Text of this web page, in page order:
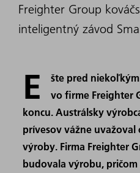
Freighter Group
inteligentný závod
E
šte pred
vo firme Freighter
koncu. Austrálsky
prívesov vážne
výroby. Firma Freighter
budovala výrobu,